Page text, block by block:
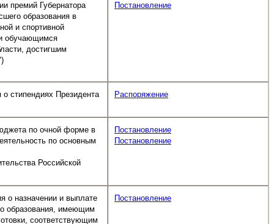
премий Губернатора
образования в
и спортивной
обучающимся
достигшим
Постановление
стипендиях Президента Распоряжение
по очной форме в
по основным
Российской
Постановление
Постановление
о назначении и выплате
образования, имеющим
соответствующим
Постановление